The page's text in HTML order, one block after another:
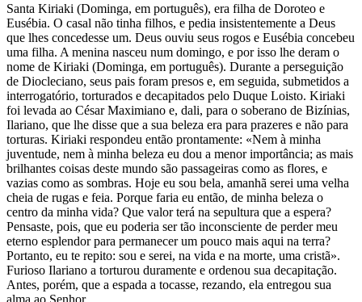
Santa Kiriaki (Dominga, em português), era filha de Doroteo e
Eusébia. O casal não tinha filhos, e pedia insistentemente a Deus
que lhes concedesse um. Deus ouviu seus rogos e Eusébia concebeu
uma filha. A menina nasceu num domingo, e por isso lhe deram o
nome de Kiriaki (Dominga, em português). Durante a perseguição
de Diocleciano, seus pais foram presos e, em seguida, submetidos a
interrogatório, torturados e decapitados pelo Duque Loisto. Kiriaki
foi levada ao César Maximiano e, dali, para o soberano de Bizínias,
Ilariano, que lhe disse que a sua beleza era para prazeres e não para
torturas. Kiriaki respondeu então prontamente: «Nem à minha
juventude, nem à minha beleza eu dou a menor importância; as mais
brilhantes coisas deste mundo são passageiras como as flores, e
vazias como as sombras. Hoje eu sou bela, amanhã serei uma velha
cheia de rugas e feia. Porque faria eu então, de minha beleza o
centro da minha vida? Que valor terá na sepultura que a espera?
Pensaste, pois, que eu poderia ser tão inconsciente de perder meu
eterno esplendor para permanecer um pouco mais aqui na terra?
Portanto, eu te repito: sou e serei, na vida e na morte, uma cristã».
Furioso Ilariano a torturou duramente e ordenou sua decapitação.
Antes, porém, que a espada a tocasse, rezando, ela entregou sua
alma ao Senhor.